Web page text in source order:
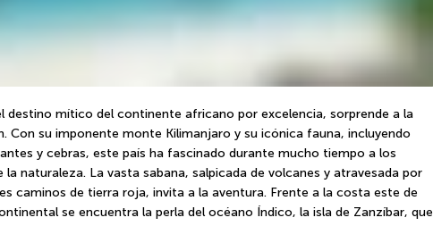
destino mítico del continente africano por excelencia, sorprende a la
Con su imponente monte Kilimanjaro y su icónica fauna, incluyendo
y cebras, este país ha fascinado durante mucho tiempo a los
la naturaleza. La vasta sabana, salpicada de volcanes y atravesada por
caminos de tierra roja, invita a la aventura. Frente a la costa este de
se encuentra la perla del océano Índico, la isla de Zanzíbar, que